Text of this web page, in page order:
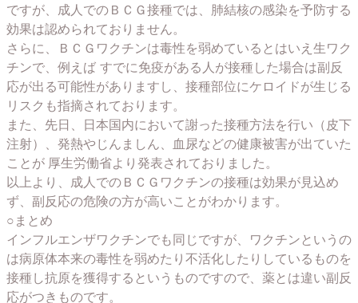
ですが、成人でのＢＣＧ接種では、肺結核の感染を予防する
効果は認められておりません。
さらに、ＢＣＧワクチンは毒性を弱めているとはいえ生ワク
チンで、例えば すでに免疫がある人が接種した場合は副反
応が出る可能性がありますし、接種部位にケロイドが生じる
リスクも指摘されております。
また、先日、日本国内において謝った接種方法を行い（皮下
注射）、発熱やじんましん、血尿などの健康被害が出ていた
ことが 厚生労働省より発表されておりました。
以上より、成人でのＢＣＧワクチンの接種は効果が見込め
ず、副反応の危険の方が高いことがわかります。
○まとめ
インフルエンザワクチンでも同じですが、ワクチンというの
は病原体本来の毒性を弱めたり不活化したりしているものを
接種し抗原を獲得するというものですので、薬とは違い副反
応がつきものです。